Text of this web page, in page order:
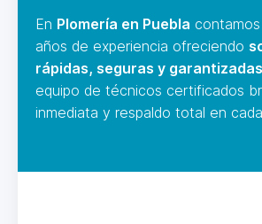
En Plomería en Puebla
años de experiencia ofreciendo
rápidas, seguras y garantizadas
equipo de técnicos certificados
inmediata y respaldo total en